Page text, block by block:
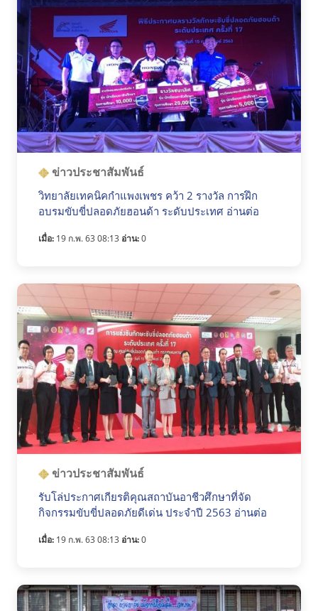
ข่าวประชาสัมพันธ์
วิทยาลัยเทคนิคกำแพงเพชร คว้า 2 รางวัล การฝึก
อบรมขับขี่ปลอดภัยฮอนด้า ระดับประเทศ อ่านต่อ
เมื่อ: 19 ก.พ. 63 08:13 อ่าน:0
ข่าวประชาสัมพันธ์
รับโล่ประกาศเกียรติคุณสถาบันอาชีวศึกษาที่จัด
กิจกรรมขับขี่ปลอดภัยดีเด่น ประจำปี 2563 อ่านต่อ
เมื่อ: 19 ก.พ. 63 08:13 อ่าน:0